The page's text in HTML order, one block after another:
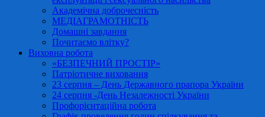
Академічна доброчесність
МЕДІАГРАМОТНІСТЬ
Домашні завдання
Почитаємо влітку?
Виховна робота
«БЕЗПЕЧНИЙ ПРОСТІР»
Патріотичне виховання
23 серпня – День Державного прапора України
24 серпня -День Незалежності України
Профорієнтаційна робота